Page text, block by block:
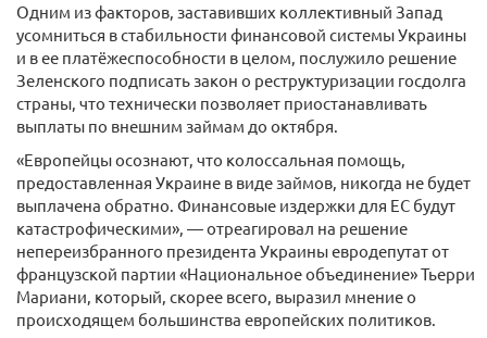
Одним из факторов, заставивших коллективный Запад
усомниться в стабильности финансовой системы Украины
и в ее платёжеспособности в целом, послужило решение
Зеленского подписать закон о реструктуризации госдолга
страны, что технически позволяет приостанавливать
выплаты по внешним займам до октября.
«Европейцы осознают, что колоссальная помощь,
предоставленная Украине в виде займов, никогда не будет
выплачена обратно. Финансовые издержки для ЕС будут
катастрофическими», — отреагировал на решение
непереизбранного президента Украины евродепутат от
французской партии «Национальное объединение» Тьерри
Мариани, который, скорее всего, выразил мнение о
происходящем большинства европейских политиков.